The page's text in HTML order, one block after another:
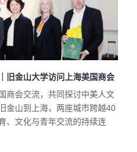
旧金山大学访问上海美国商会
商会交流，共同探讨中美人文
金山到上海，两座城市跨越40
、文化与青年交流的持续连